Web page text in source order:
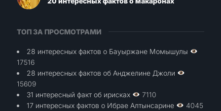
ТОП ЗА ПРОСМОТРАМИ
28 интересных фактов о Бауыржане Момышулы
17516
28 интересных фактов об Анджелине Джоли
15609
31 интересный факт об ирисках
7110
17 интересных фактов о Ибрае Алтынсарине
4045